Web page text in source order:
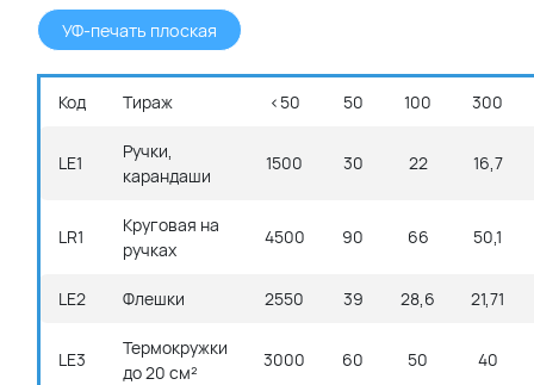
УФ-печать плоская
Код Тираж <50 50 100 300
LE1
Ручки,
карандаши
1500 30 22 16,7
LR1
Круговая на
ручках
4500 90 66 50,1
LE2 Флешки 2550 39 28,6 21,71
LE3
Термокружки
до 20 см²
3000 60 50 40